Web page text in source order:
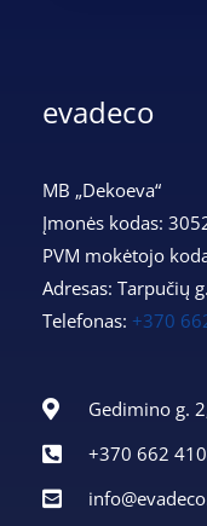
evadeco
MB „Dekoeva“
Įmonės kodas:
PVM mokėtojo
Adresas: Tarpučių
Telefonas: +370
Gedimino g.
+370 662